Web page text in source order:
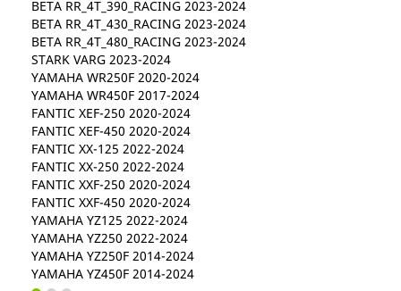
BETA RR_4T_390_RACING 2023-2024
BETA RR_4T_430_RACING 2023-2024
BETA RR_4T_480_RACING 2023-2024
STARK VARG 2023-2024
YAMAHA WR250F 2020-2024
YAMAHA WR450F 2017-2024
FANTIC XEF-250 2020-2024
FANTIC XEF-450 2020-2024
FANTIC XX-125 2022-2024
FANTIC XX-250 2022-2024
FANTIC XXF-250 2020-2024
FANTIC XXF-450 2020-2024
YAMAHA YZ125 2022-2024
YAMAHA YZ250 2022-2024
YAMAHA YZ250F 2014-2024
YAMAHA YZ450F 2014-2024